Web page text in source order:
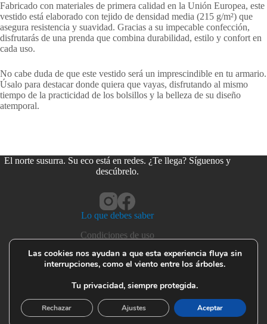
Fabricado con materiales de primera calidad en la Unión Europea, este
vestido está elaborado con tejido de densidad media (215 g/m²) que
asegura resistencia y suavidad. Gracias a su impecable confección,
disfrutarás de una prenda que combina durabilidad, estilo y confort en
cada uso.
No cabe duda de que este vestido será un imprescindible en tu armario.
Úsalo para destacar donde quiera que vayas, disfrutando al mismo
tiempo de la practicidad de los bolsillos y la belleza de su diseño
atemporal.
El norte susurra. Su eco está en redes. ¿Te llega? Síguenos y
descúbrelo.
Lo que debes saber
Condiciones de uso
Devoluciones y garantías
Cuidado de tus prendas
Las cookies nos ayudan a que esta experiencia fluya sin
interrupciones, como el viento entre los árboles.
Tu privacidad, siempre protegida.
Aceptar
Rechazar Ajustes